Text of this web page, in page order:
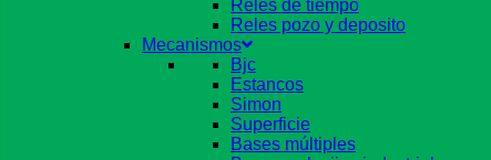
Reles de tiempo
Reles pozo y deposito
Mecanismos
Bjc
Estancos
Simon
Superficie
Bases múltiples